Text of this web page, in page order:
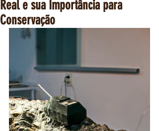
Real e sua Importância para
Conservação